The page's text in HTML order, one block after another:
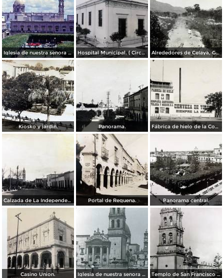
Iglesia de nuestra senora del Carmen Celaya Guanajuato 1967 Hospital Municipal. ( Circulada el 23 de Junio de 1909 ). Alrededores de Celaya, Guanajuato.
Kiosko y jardin. Panorama. Fábrica de hielo de la Compañía Cervecera Toluca y México, S.A.
Calzada de La Independencia. ( Circulada el 3 de Enero de 1921 ). Portal de Requena. Panorama central.
Casino Union. Iglesia de nuestra senora del Carmen por el fotografo William H. Rau. Templo de San Francisco Celaya, Guanajuato.